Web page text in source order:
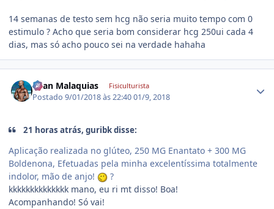
14 semanas de testo sem hcg não seria muito tempo com 0
estimulo ? Acho que seria bom considerar hcg 250ui cada 4
dias, mas só acho pouco sei na verdade hahaha
Luan Malaquias Fisiculturista
Postado9/01/2018 às 22:4001/9, 2018
21 horas atrás, guribk disse:
Aplicação realizada no glúteo, 250 MG Enantato + 300 MG
Boldenona, Efetuadas pela minha excelentíssima totalmente
indolor, mão de anjo!
?
kkkkkkkkkkkkkk mano, eu ri mt disso! Boa!
Acompanhando! Só vai!